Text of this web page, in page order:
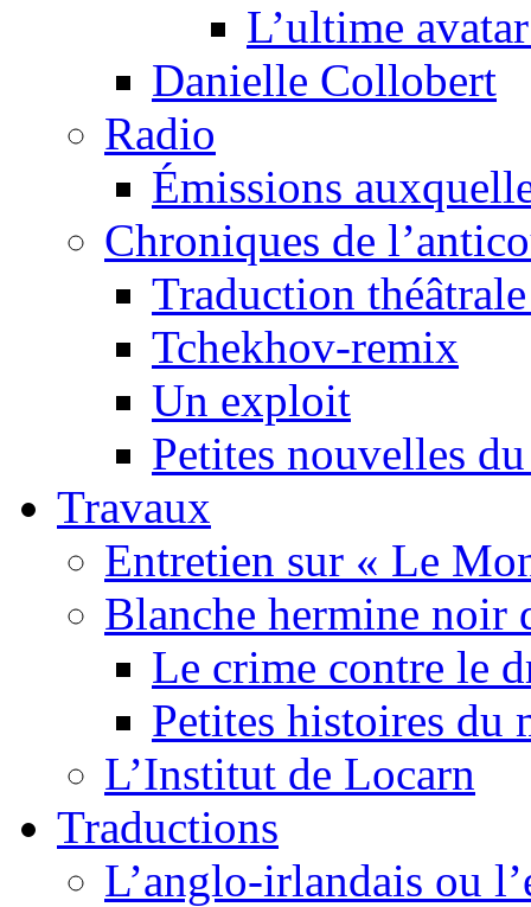
L’ultime
Danielle Collobert
Radio
Émissions
Chroniques de
Traduction
Tchekhov-remix
Un exploit
Petites nouvelles
Travaux
Entretien sur « Le
Blanche hermine noir
Le crime contre le
Petites histoires du
L’Institut de Locarn
Traductions
L’anglo-irlandais ou